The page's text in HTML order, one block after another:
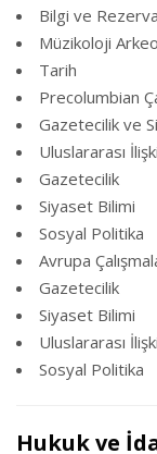
Bilgi ve
Müzikoloji
Tarih
Precolumbian
Gazetecilik ve
Uluslararası
Gazetecilik
Siyaset Bilimi
Sosyal Politika
Avrupa
Gazetecilik
Siyaset Bilimi
Uluslararası
Sosyal Politika
Hukuk ve